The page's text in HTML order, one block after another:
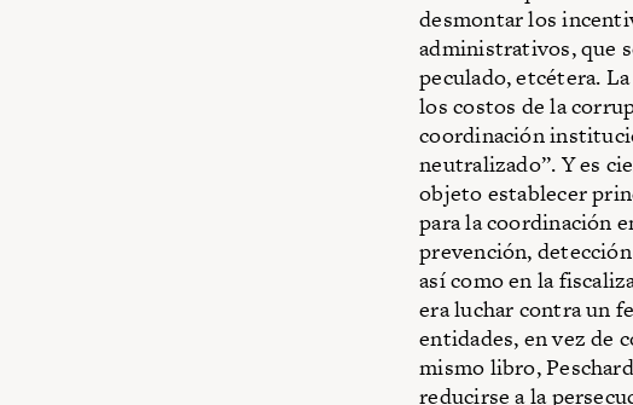
desmontar los
administrativos, que
peculado, etcétera.
los costos de la
coordinación
neutralizado”. Y es
objeto establecer
para la coordinación
prevención,
así como en la
era luchar contra un
entidades, en vez de
mismo libro,
reducirse a la